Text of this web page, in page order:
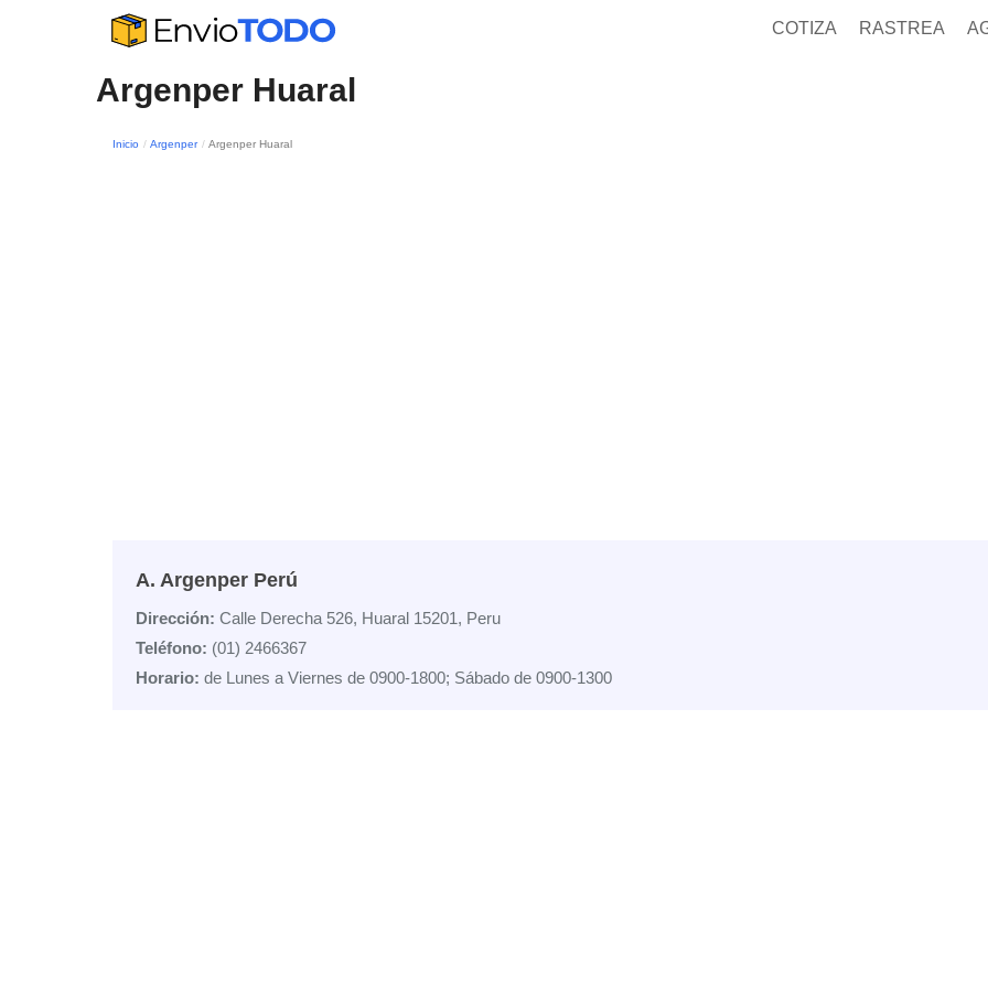
COTIZA RASTREA
Argenper Huaral
Inicio Argenper Argenper Huaral
A. Argenper Perú
Dirección: Calle Derecha 526, Huaral 15201, Peru
Teléfono: (01) 2466367
Horario: de Lunes a Viernes de 0900-1800; Sábado de 0900-1300